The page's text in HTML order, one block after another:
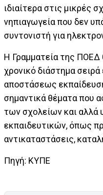
ιδιαίτερα στις μικρές
νηπιαγωγεία που δεν
συντονιστή για
Η Γραμματεία της ΠΟΕΔ
χρονικό διάστημα
αποστάσεως
σημαντικά θέματα που
των σχολείων και αλλά
εκπαιδευτικών, όπως
αντικαταστάσεις,
Πηγή: ΚΥΠΕ